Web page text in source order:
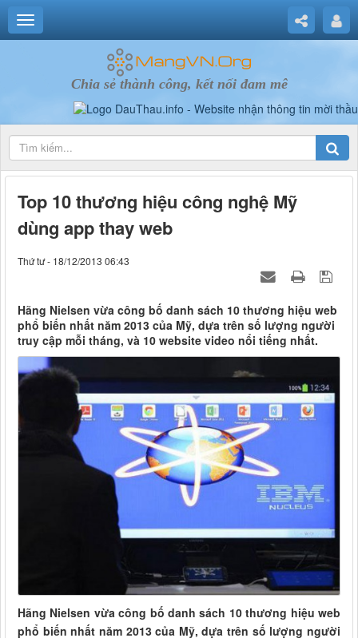
Chia sẻ thành công, kết nối đam mê
Top 10 thương hiệu công nghệ Mỹ
dùng app thay web
Thứ tư - 18/12/2013 06:43
Hãng Nielsen vừa công bố danh sách 10 thương hiệu web
phổ biến nhất năm 2013 của Mỹ, dựa trên số lượng người
truy cập mỗi tháng, và 10 website video nổi tiếng nhất.
Hãng Nielsen vừa công bố danh sách 10 thương hiệu web
phổ biến nhất năm 2013 của Mỹ, dựa trên số lượng người